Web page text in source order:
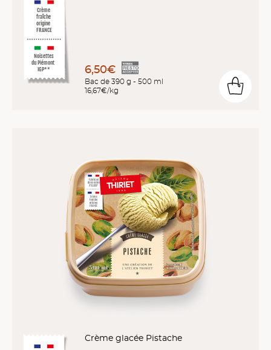
Crème
fraîche
origine
FRANCE
Noisettes
du Piémont
IGP**
6,50€
Bac de 390 g - 500 ml
16,67€/kg
Crème glacée Pistache